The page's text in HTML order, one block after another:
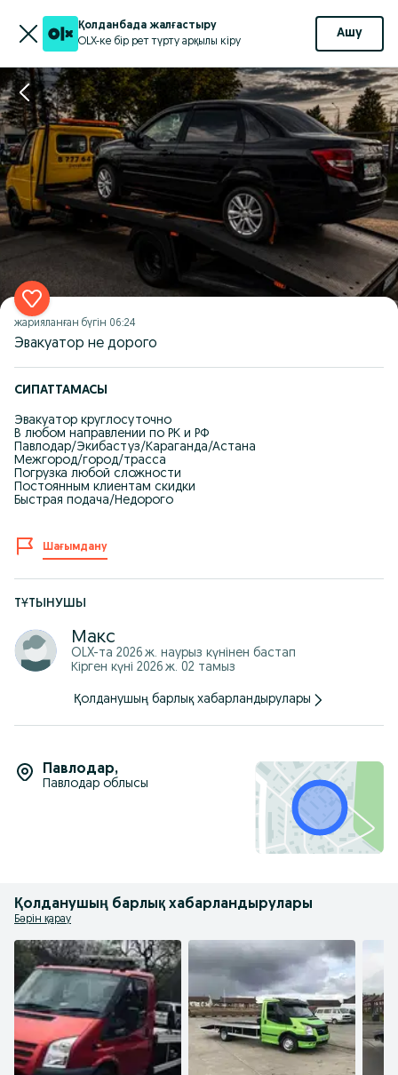
Қолданбада жалғастыру
OLX-ке бір рет түрту арқылы кіру
Ашу
жарияланған бүгін 06:24
Эвакуатор не дорого
СИПАТТАМАСЫ
Эвакуатор круглосуточно
В любом направлении по РК и РФ
Павлодар/Экибастуз/Караганда/Астана
Межгород/город/трасса
Погрузка любой сложности
Постоянным клиентам скидки
Быстрая подача/Недорого
Шағымдану
ТҰТЫНУШЫ
Макс
OLX-та 2026 ж. наурыз күнінен бастап
Кірген күні 2026 ж. 02 тамыз
Қолданушың барлық хабарландырулары
Павлодар,
Павлодар облысы
Қолданушың барлық хабарландырулары
Бәрін қарау